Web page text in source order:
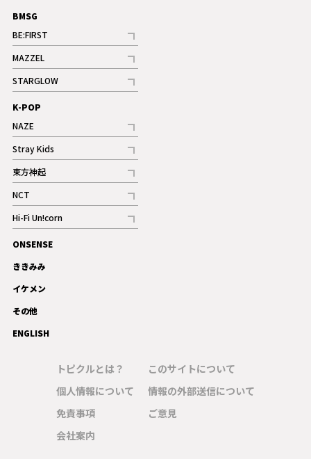
BMSG
BE:FIRST
記事
ギャラリー
MAZZEL
記事
ギャラリー
STARGLOW
記事
K-POP
NAZE
記事
Stray Kids
記事
東方神起
記事
NCT
記事
Hi-Fi Un!corn
記事
ギャラリー
ONSENSE
ききみみ
イケメン
その他
ENGLISH
トピクルとは？
個人情報について
免責事項
会社案内
このサイトについて
情報の外部送信について
ご意見